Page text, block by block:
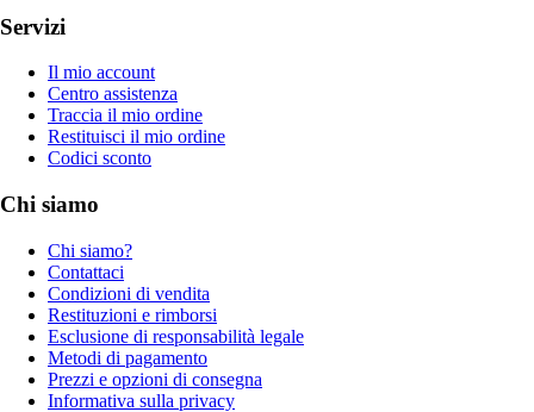
Servizi
Il mio account
Centro assistenza
Traccia il mio ordine
Restituisci il mio ordine
Codici sconto
Chi siamo
Chi siamo?
Contattaci
Condizioni di vendita
Restituzioni e rimborsi
Esclusione di responsabilità legale
Metodi di pagamento
Prezzi e opzioni di consegna
Informativa sulla privacy